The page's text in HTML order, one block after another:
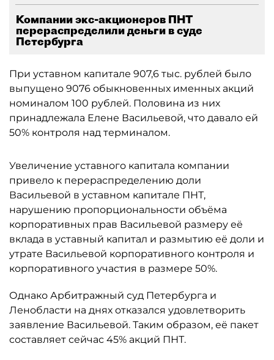
Компании экс-акционеров ПНТ
перераспределили деньги в суде
Петербурга
При уставном капитале 907,6 тыс. рублей было
выпущено 9076 обыкновенных именных акций
номиналом 100 рублей. Половина из них
принадлежала Елене Васильевой, что давало ей
50% контроля над терминалом.
Увеличение уставного капитала компании
привело к перераспределению доли
Васильевой в уставном капитале ПНТ,
нарушению пропорциональности объёма
корпоративных прав Васильевой размеру её
вклада в уставный капитал и размытию её доли и
утрате Васильевой корпоративного контроля и
корпоративного участия в размере 50%.
Однако Арбитражный суд Петербурга и
Ленобласти на днях отказался удовлетворить
заявление Васильевой. Таким образом, её пакет
составляет сейчас 45% акций ПНТ.